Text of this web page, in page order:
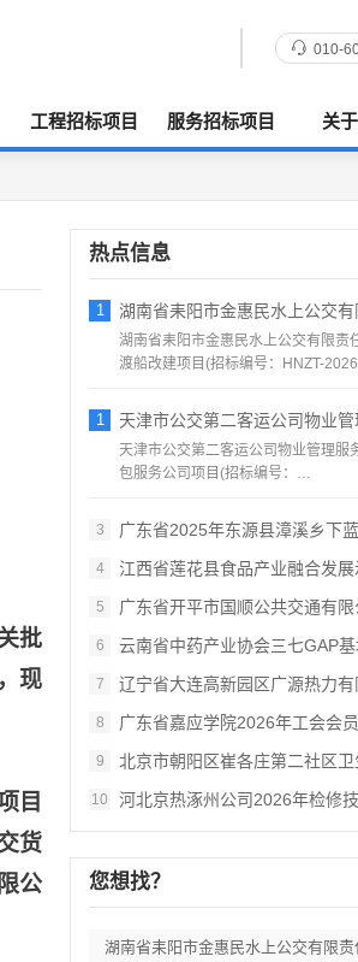
010-
工程招标项目 服务招标项目 关
批
现
目
货
公
热点信息
1 湖南省耒阳市金惠民水上公交有限责任
湖南省耒阳市金惠民水上公交有限责
渡船改建项目(招标编号：HNZT-
1 天津市公交第二客运公司物业管理服务
天津市公交第二客运公司物业管理服
包服务公司项目(招标编号：
3
广东省2025年东源县漳溪乡下蓝村农
4 江西省莲花县食品产业融合发展示范基
5 广东省开平市国顺公共交通有限公司
6 云南省中药产业协会三七GAP基地品
7 辽宁省大连高新园区广源热力有限公
8 广东省嘉应学院2026年工会会员春秋
9 北京市朝阳区崔各庄第二社区卫生服务
10 河北京热涿州公司2026年检修技改
您想找？